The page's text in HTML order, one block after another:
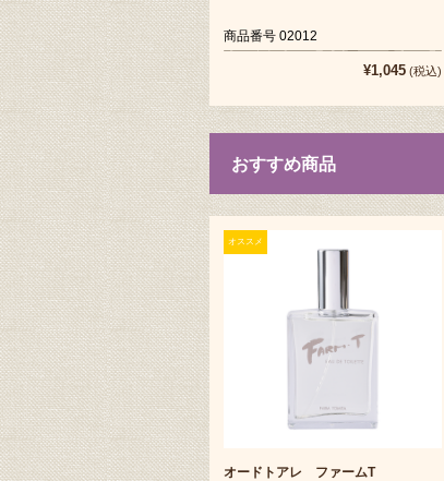
商品番号 02012
¥1,045 (税込)
おすすめ商品
オススメ
オードトアレ ファームT